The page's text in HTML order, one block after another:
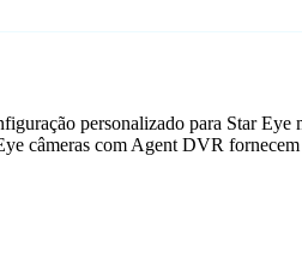
personalizado para Star
câmeras com Agent DVR